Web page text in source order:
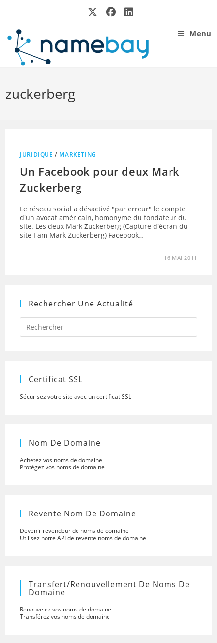
Menu
zuckerberg
JURIDIQUE / MARKETING
Un Facebook pour deux Mark
Zuckerberg
Le réseau social a désactivé "par erreur" le compte
d'un avocat américain, homonyme du fondateur du
site. Les deux Mark Zuckerberg (Capture d'écran du
site I am Mark Zuckerberg) Facebook…
16 MAI 2011
Rechercher Une Actualité
Press
to
Certificat SSL
Sécurisez votre site avec un certificat SSL
Nom De Domaine
Achetez vos noms de domaine
Protégez vos noms de domaine
Revente Nom De Domaine
Devenir revendeur de noms de domaine
Utilisez notre API de revente noms de domaine
Transfert/renouvellement De Noms De
Domaine
Renouvelez vos noms de domaine
Transférez vos noms de domaine